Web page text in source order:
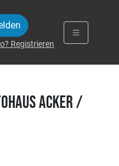
Registrieren
Acker /